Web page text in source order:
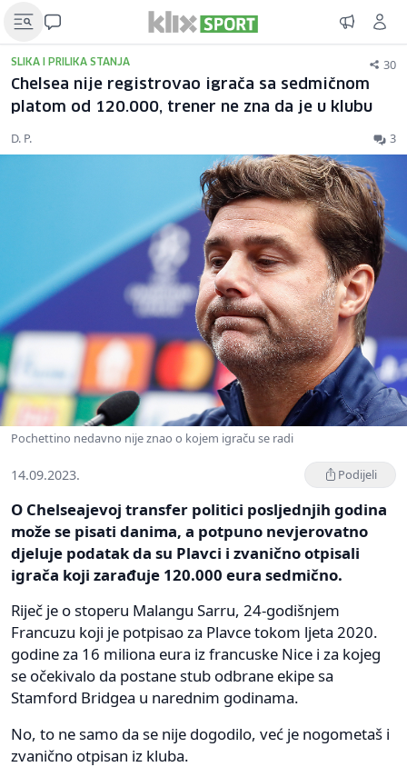
SLIKA I PRILIKA STANJA 30
Chelsea nije registrovao igrača sa sedmičnom
platom od 120.000, trener ne zna da je u klubu
D. P. 3
Pochettino nedavno nije znao o kojem igraču se radi
14.09.2023. Podijeli
O Chelseajevoj transfer politici posljednjih godina
može se pisati danima, a potpuno nevjerovatno
djeluje podatak da su Plavci i zvanično otpisali
igrača koji zarađuje 120.000 eura sedmično.
Riječ je o stoperu Malangu Sarru, 24-godišnjem
Francuzu koji je potpisao za Plavce tokom ljeta 2020.
godine za 16 miliona eura iz francuske Nice i za kojeg
se očekivalo da postane stub odbrane ekipe sa
Stamford Bridgea u narednim godinama.
No, to ne samo da se nije dogodilo, već je nogometaš i
zvanično otpisan iz kluba.